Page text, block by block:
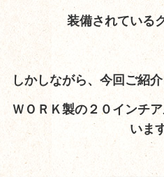
装備されている
しかしながら、今回ご紹
ＷＯＲＫ製の２０インチ
いま